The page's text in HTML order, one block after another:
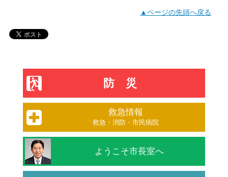
▲ページの先頭へ戻る
防災
救急情報
救急・消防・市民病院
ようこそ市長室へ